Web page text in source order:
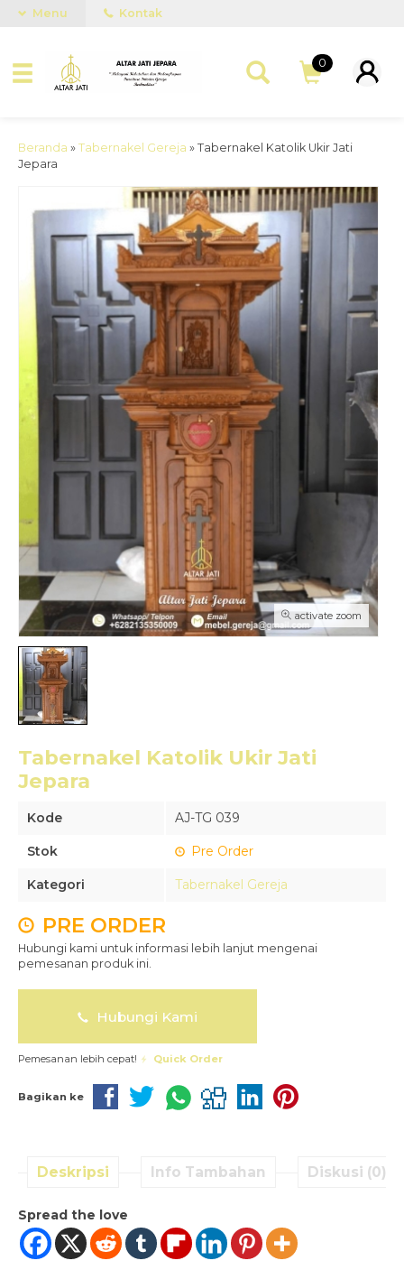
Menu Kontak
0
Beranda » Tabernakel Gereja » Tabernakel Katolik Ukir Jati
Jepara
activate zoom
Tabernakel Katolik Ukir Jati
Jepara
Kode AJ-TG 039
Stok Pre Order
Kategori Tabernakel Gereja
PRE ORDER
Hubungi kami untuk informasi lebih lanjut mengenai
pemesanan produk ini.
Hubungi Kami
Pemesanan lebih cepat! Quick Order
Bagikan ke
Deskripsi Info Tambahan Diskusi (0)
Spread the love